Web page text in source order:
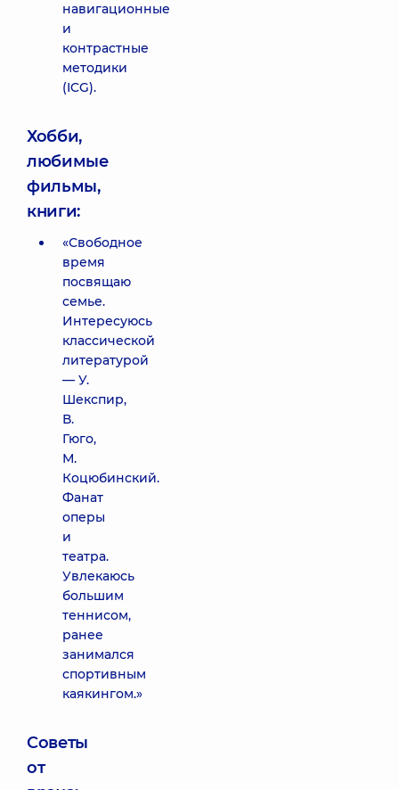
навигационные
и
контрастные
методики
(ICG).
Хобби,
любимые
фильмы,
книги:
«Свободное
время
посвящаю
семье.
Интересуюсь
классической
литературой
— У.
Шекспир,
В.
Гюго,
М.
Коцюбинский.
Фанат
оперы
и
театра.
Увлекаюсь
большим
теннисом,
ранее
занимался
спортивным
каякингом.»
Советы
от